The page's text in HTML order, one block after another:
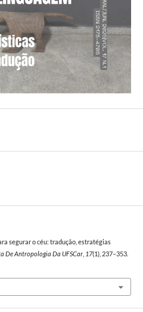
segurar o céu: tradução, estratégias
De Antropologia Da UFSCar, 17(1), 237–353.